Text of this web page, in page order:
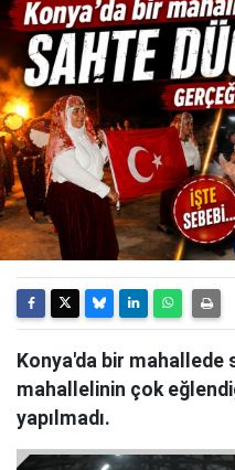
Konya'da bir mahallede
mahallelinin çok
yapılmadı.